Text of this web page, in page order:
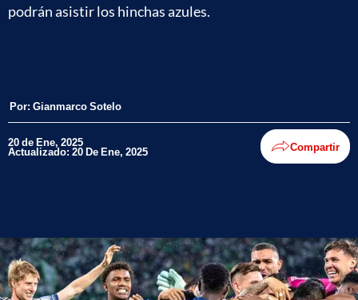
podrán asistir los hinchas azules.
Por: Gianmarco Sotelo
20 de Ene, 2025
Actualizado: 20 De Ene, 2025 Compartir